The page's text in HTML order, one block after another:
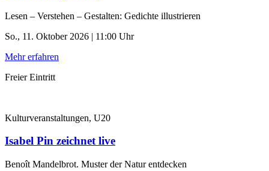
Lesen – Verstehen – Gestalten: Gedichte illustrieren
So., 11. Oktober 2026 | 11:00 Uhr
Mehr erfahren
Freier Eintritt
Kulturveranstaltungen, U20
Isabel Pin zeichnet live
Benoît Mandelbrot. Muster der Natur entdecken